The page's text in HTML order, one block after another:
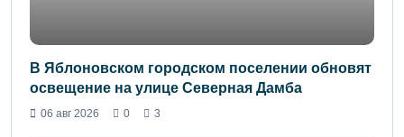
В Яблоновском городском поселении обновят
освещение на улице Северная Дамба
06 авг 2026 0 3